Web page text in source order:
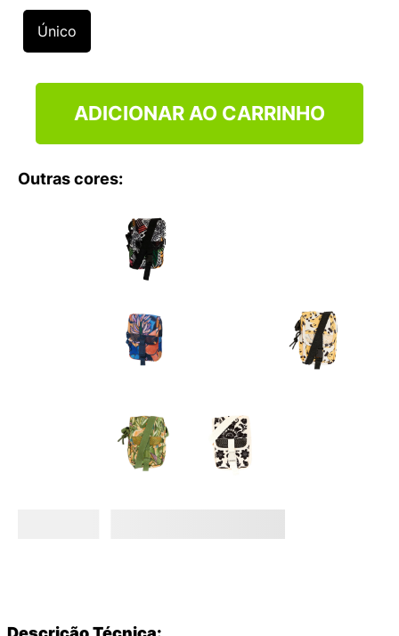
Único
ADICIONAR AO CARRINHO
Outras cores:
9º
VANS TÊNIS VANS ULTRARANGE
10º NEW BALANCE 204L